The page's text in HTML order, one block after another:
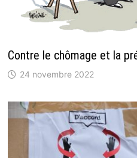
Contre le chômage et la
24 novembre 2022